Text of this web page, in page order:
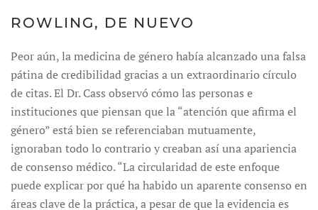
ROWLING, DE NUEVO
Peor aún, la medicina de género había alcanzado una falsa
pátina de credibilidad gracias a un extraordinario círculo
de citas. El Dr. Cass observó cómo las personas e
instituciones que piensan que la “atención que afirma el
género” está bien se referenciaban mutuamente,
ignoraban todo lo contrario y creaban así una apariencia
de consenso médico. “La circularidad de este enfoque
puede explicar por qué ha habido un aparente consenso en
áreas clave de la práctica, a pesar de que la evidencia es